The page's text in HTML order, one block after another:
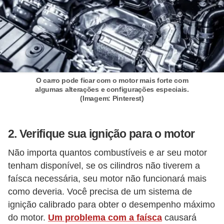
O carro pode ficar com o motor mais forte com
algumas alterações e configurações especiais.
(Imagem: Pinterest)
2. Verifique sua ignição para o motor
Não importa quantos combustíveis e ar seu motor
tenham disponível, se os cilindros não tiverem a
faísca necessária, seu motor não funcionará mais
como deveria. Você precisa de um sistema de
ignição calibrado para obter o desempenho máximo
do motor. Um problema com a faísca causará
c
a
e
m
a
e
ç
o
d
e